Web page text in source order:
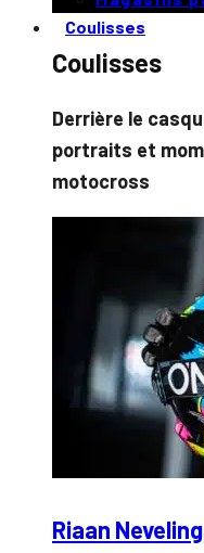
Coulisses
Coulisses
Derrière le
portraits et
motocross
Riaan